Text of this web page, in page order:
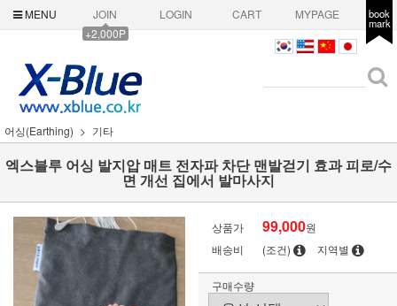
MENU
JOIN
+2,000P
LOGIN CART MYPAGE book
mark
어싱(Earthing) 기타
엑스블루 어싱 발지압 매트 전자파 차단 맨발걷기 효과 피로/수
면 개선 집에서 발마사지
상품가 99,000원
배송비
(조건) 지역별
구매수량